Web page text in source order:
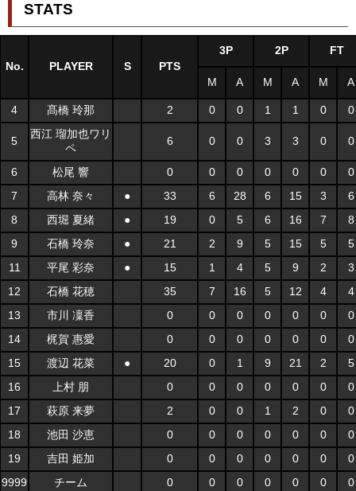
STATS
No. PLAYER S PTS
3P 2P FT
M A M A M A
4 髙橋 玲那 2 0 0 1 1 0 0
5
西江 瑠加也ワリ
ペ
6 0 0 3 3 0 0
6 松尾 響 0 0 0 0 0 0
0
7
高林 奈々 ● 33 6 28 6 15 3
6
8
西堀 夏緒 ● 19 0 5 6 16 7
8
9
石橋 玲奈 ● 21 2 9 5 15 5
5
11
平尾 彩奈 ● 15 1 4 5 9 2
3
12
石橋 花穂 35 7 16 5 12 4
4
13
市川 凜香 0 0 0 0 0 0
0
14
梶賀 惠愛 0 0 0 0 0 0
0
15
渡辺 花菜 ● 20 0 1 9 21 2
5
16
上村 朋 0 0 0 0 0 0
0
17
萩原 来夢 2 0 0 1 2 0
0
18
池田 沙恵 0 0 0 0 0 0
0
19
吉田 姫加 0 0 0 0 0 0
0
9999
チーム 0 0 0 0 0 0 0